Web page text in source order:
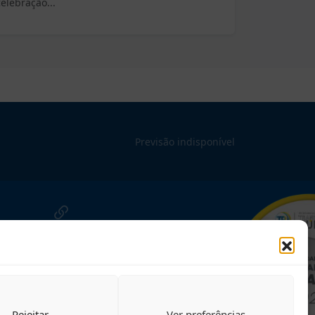
Previsão indisponível